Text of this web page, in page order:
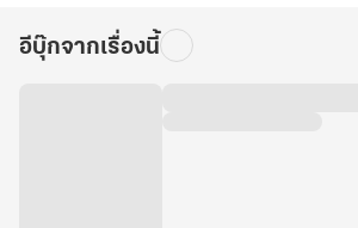
อีบุ๊กจากเรื่องนี้